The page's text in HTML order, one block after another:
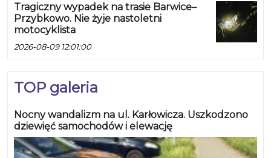
Tragiczny wypadek na trasie Barwice–
Przybkowo. Nie żyje nastoletni
motocyklista
2026-08-09 12:01:00
TOP galeria
Nocny wandalizm na ul. Karłowicza. Uszkodzono
dziewięć samochodów i elewację